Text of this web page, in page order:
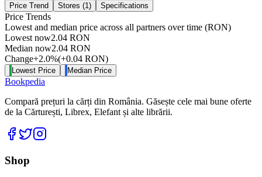
Price Trend Stores (1) Specifications
Price Trends
Lowest and median price across all partners over time (RON)
Lowest now2.04 RON
Median now2.04 RON
Change+2.0%(+0.04 RON)
Lowest Price Median Price
Bookpedia
Compară prețuri la cărți din România. Găsește cele mai bune oferte
de la Cărturești, Librex, Elefant și alte librării.
Facebook
Twitter
Shop